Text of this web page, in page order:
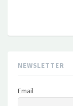
NEWSLETTER
Email